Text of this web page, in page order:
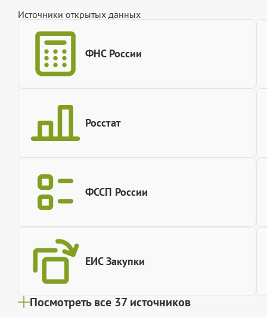
Источники открытых данных
ФНС России
Росстат
ФССП России
ЕИС Закупки
Посмотреть все 37 источников